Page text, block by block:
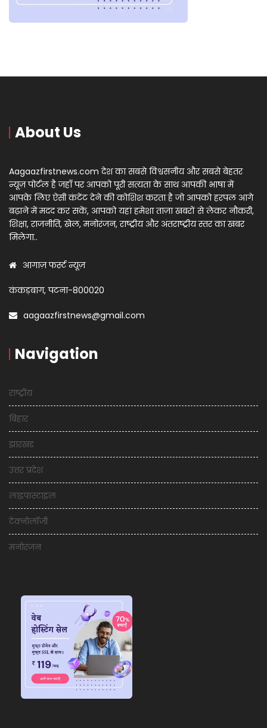
About Us
Aagaazfirstnews.com देश का सबसे विश्वसनीय और सबसे बेहतर
न्यूज़ पोर्टल है जहाँ पर आपको पूरी सत्यता के साथ आपकी भाषा में
आपके लिए ऐसी कंटेंट देने की कोशिश करता है जो आपको हरपल आगे
बढ़ाने में मदद कर सकें, आपको यहां हमेशा ताज़ा खबरों से लेकर नौकरी,
शिक्षा, राजनीति, खेल, मनोरंजन, राष्ट्रीय और अंतराष्ट्रीय स्तर का खबर
मिलेगा..
आगाज़ फर्स्ट न्यूज़
कंकड़बाग, पटना-800020
aagaazfirstnews@gmail.com
Navigation
राष्ट्रीय
बिहार
झारखंड
उत्तर प्रदेश
लाइफस्टाइल
टेक्नोलॉजी
मनोरंजन